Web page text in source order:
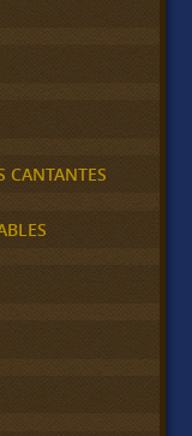
CANTANTES